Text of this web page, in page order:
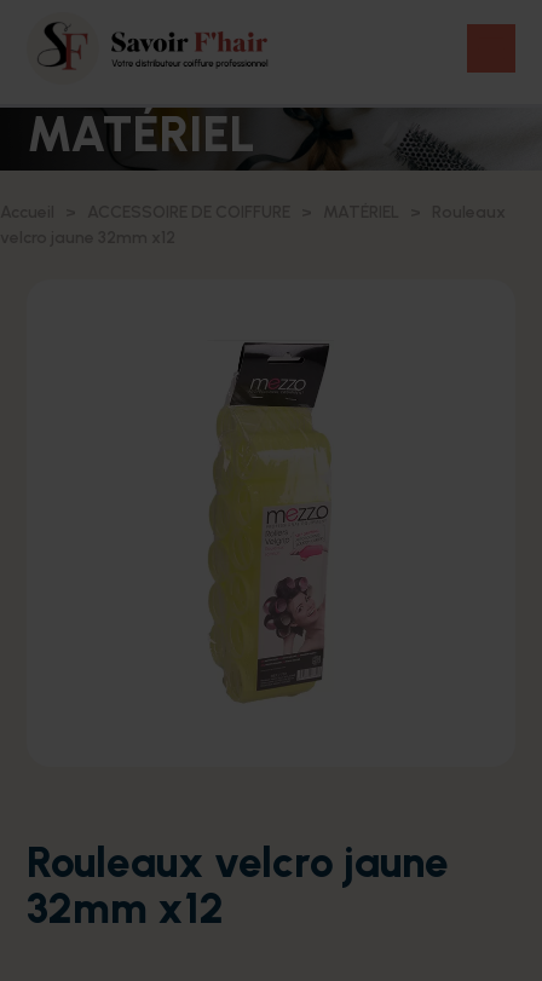
MATÉRIEL
Rouleaux velcro jaune
32mm x12